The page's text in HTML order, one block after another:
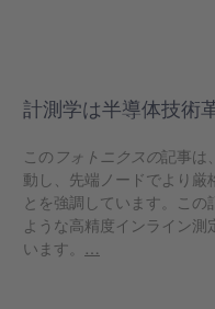
計測学は半導体技術
この フォトニクスの記事は
動し、先端ノードでより厳
とを強調しています。この
ような高精度インライン
います。
…